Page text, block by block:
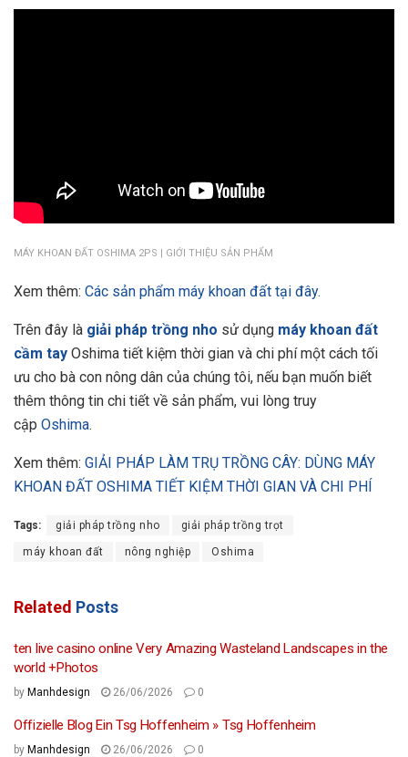
MÁY KHOAN ĐẤT OSHIMA 2PS | GIỚI THIỆU SẢN PHẨM
Xem thêm: Các sản phẩm máy khoan đất tại đây.
Trên đây là giải pháp trồng nho sử dụng máy khoan đất
cầm tay Oshima tiết kiệm thời gian và chi phí một cách tối
ưu cho bà con nông dân của chúng tôi, nếu bạn muốn biết
thêm thông tin chi tiết về sản phẩm, vui lòng truy
cập Oshima.
Xem thêm: GIẢI PHÁP LÀM TRỤ TRỒNG CÂY: DÙNG MÁY
KHOAN ĐẤT OSHIMA TIẾT KIỆM THỜI GIAN VÀ CHI PHÍ
Tags: giải pháp trồng nho giải pháp trồng trọt
máy khoan đất nông nghiệp Oshima
Related Posts
ten live casino online Very Amazing Wasteland Landscapes in the
world +Photos
by Manhdesign 26/06/2026 0
Offizielle Blog Ein Tsg Hoffenheim » Tsg Hoffenheim
by Manhdesign 26/06/2026 0